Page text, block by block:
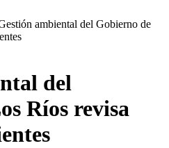
ambiental del Gobierno de
del
Ríos revisa